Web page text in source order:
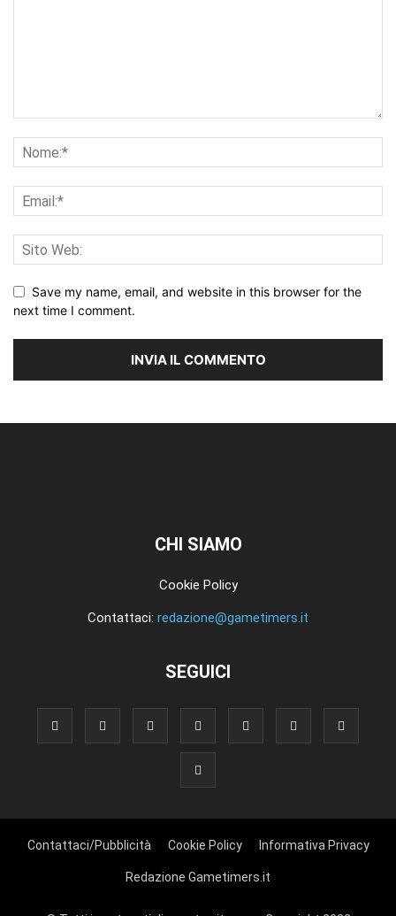
Save my name, email, and website in this browser for the
next time I comment.
CHI SIAMO
Cookie Policy
Contattaci: redazione@gametimers.it
SEGUICI
Contattaci/Pubblicità Cookie Policy Informativa Privacy
Redazione Gametimers.it